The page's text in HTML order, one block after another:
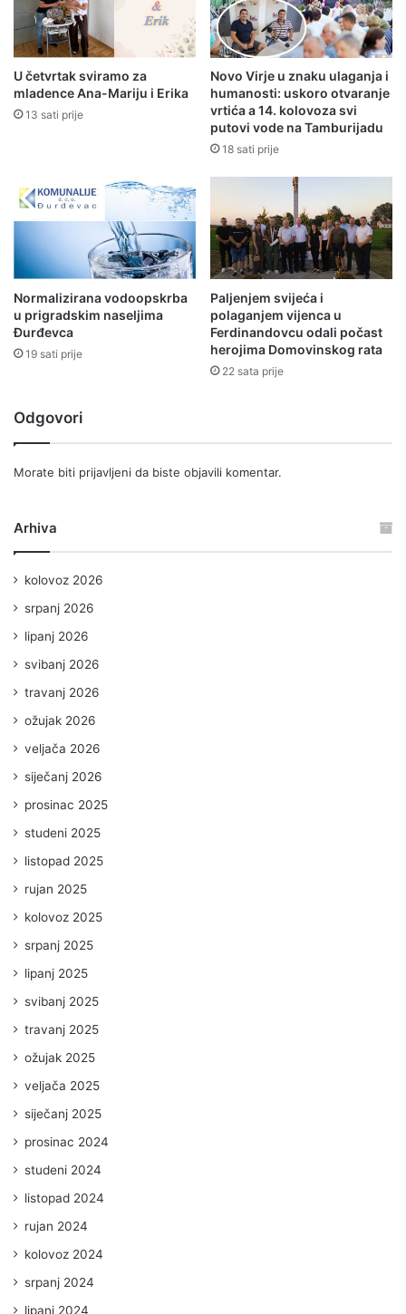
U četvrtak sviramo za
mladence Ana-Mariju i Erika
13 sati prije
Novo Virje u znaku ulaganja i
humanosti: uskoro otvaranje
vrtića a 14. kolovoza svi
putovi vode na Tamburijadu
18 sati prije
Normalizirana vodoopskrba
u prigradskim naseljima
Đurđevca
19 sati prije
Paljenjem svijeća i
polaganjem vijenca u
Ferdinandovcu odali počast
herojima Domovinskog rata
22 sata prije
Odgovori
Morate biti prijavljeni da biste objavili komentar.
Arhiva
kolovoz 2026
srpanj 2026
lipanj 2026
svibanj 2026
travanj 2026
ožujak 2026
veljača 2026
siječanj 2026
prosinac 2025
studeni 2025
listopad 2025
rujan 2025
kolovoz 2025
srpanj 2025
lipanj 2025
svibanj 2025
travanj 2025
ožujak 2025
veljača 2025
siječanj 2025
prosinac 2024
studeni 2024
listopad 2024
rujan 2024
kolovoz 2024
srpanj 2024
lipanj 2024